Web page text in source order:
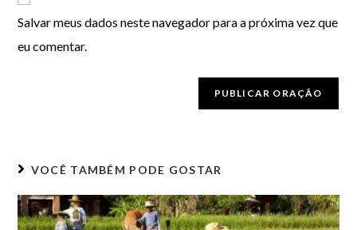
Salvar meus dados neste navegador para a próxima vez que
eu comentar.
VOCÊ TAMBÉM PODE GOSTAR